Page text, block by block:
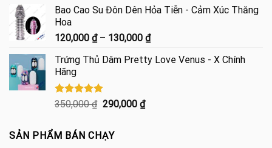
từ
đến
Bao Cao Su Đôn Dên Hỏa Tiễn - Cảm Xúc Thăng
Hoa
120,000 ₫ – 130,000 ₫Khoảng
từ
Trứng Thủ Dâm Pretty Love Venus - X Chính
Hãng
Được xếp
hạng
5.00
350,000₫ Giá
là:
350,000 ₫.
290,000 ₫Giá
SẢN PHẨM BÁN CHẠY